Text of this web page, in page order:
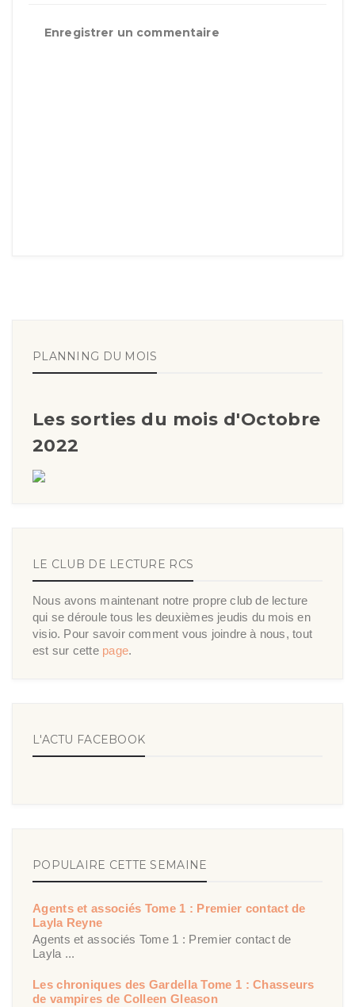
Enregistrer un commentaire
PLANNING DU MOIS
Les sorties du mois d'Octobre
2022
LE CLUB DE LECTURE RCS
Nous avons maintenant notre propre club de lecture
qui se déroule tous les deuxièmes jeudis du mois en
visio. Pour savoir comment vous joindre à nous, tout
est sur cette page.
L'ACTU FACEBOOK
POPULAIRE CETTE SEMAINE
Agents et associés Tome 1 : Premier contact de
Layla Reyne
Agents et associés Tome 1 : Premier contact de
Layla ...
Les chroniques des Gardella Tome 1 : Chasseurs
de vampires de Colleen Gleason